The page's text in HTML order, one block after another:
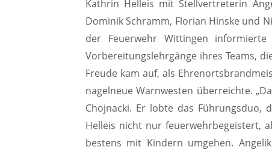
Kathrin Helleis mit Stellvertreterin
Dominik Schramm, Florian Hinske und
der Feuerwehr Wittingen
Vorbereitungslehrgänge ihres Teams,
Freude kam auf, als
nagelneue Warnwesten überreichte.
Chojnacki. Er lobte das Führungsduo,
Helleis nicht nur feuerwehrbegeistert,
bestens mit Kindern umgehen.